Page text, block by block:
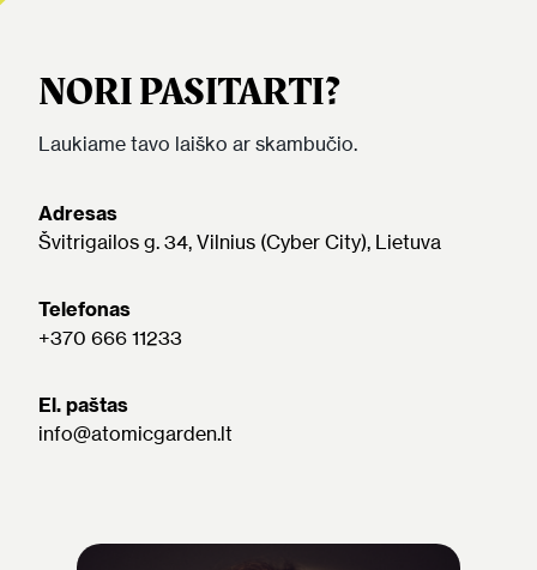
NORI PASITARTI?
Laukiame tavo laiško ar skambučio.
Adresas
Švitrigailos g. 34, Vilnius (Cyber City), Lietuva
Telefonas
+370 666 11233
El. paštas
info@atomicgarden.lt